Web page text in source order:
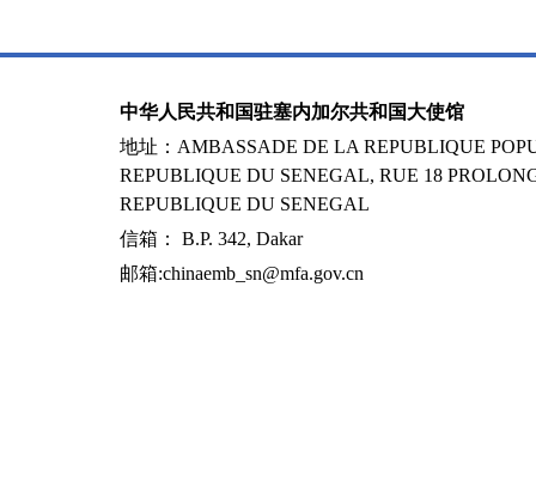
中华人民共和国驻塞内加尔共和国大使馆
地址：AMBASSADE DE LA REPUBLIQUE
REPUBLIQUE DU SENEGAL, RUE 18
REPUBLIQUE DU SENEGAL
信箱： B.P. 342, Dakar
邮箱:chinaemb_sn@mfa.gov.cn